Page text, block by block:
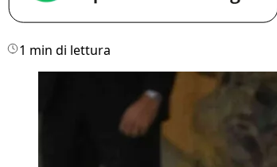
1 min di lettura